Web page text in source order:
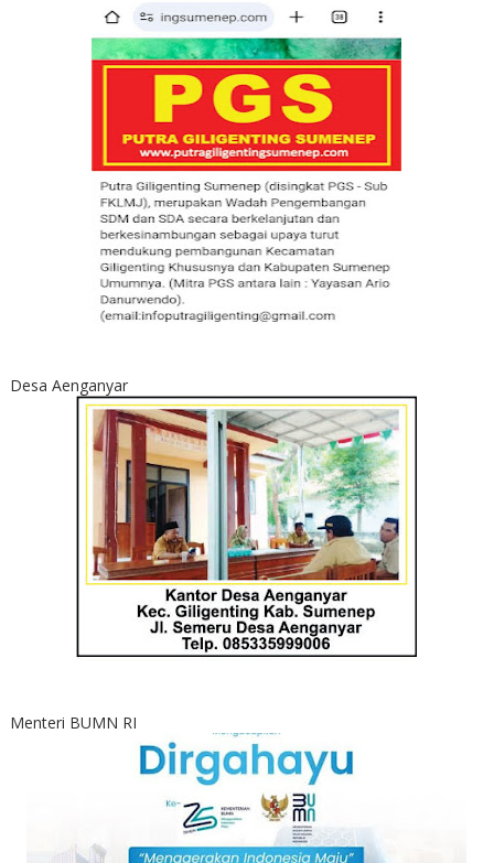
Desa Aenganyar
Menteri BUMN RI